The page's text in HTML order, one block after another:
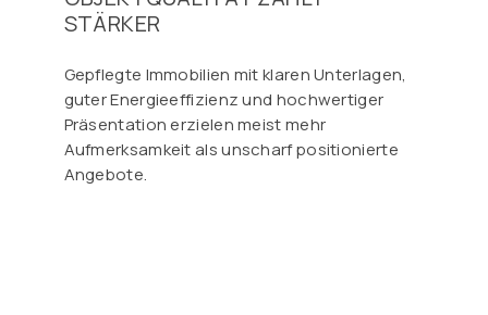
STÄRKER
Gepflegte Immobilien mit klaren Unterlagen,
guter Energieeffizienz und hochwertiger
Präsentation erzielen meist mehr
Aufmerksamkeit als unscharf positionierte
Angebote.